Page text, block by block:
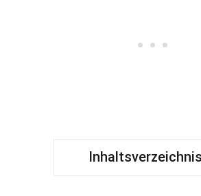
Inhaltsverzeichnis